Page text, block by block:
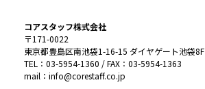
コアスタッフ株式会社
〒171-0022
東京都豊島区南池袋1-16-15 ダイヤゲート池袋8F
TEL：03-5954-1360 / FAX：03-5954-1363
mail：info@corestaff.co.jp